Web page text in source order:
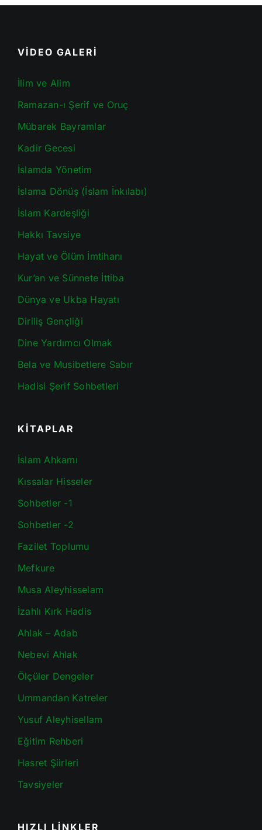
VİDEO GALERİ
İlim ve Alim
Ramazan-ı Şerif ve Oruç
Mübarek Bayramlar
Kadir Gecesi
İslamda Yönetim
İslama Dönüş (İslam İnkılabı)
İslam Kardeşliği
Hakkı Tavsiye
Hayat ve Ölüm İmtihanı
Kur’an ve Sünnete İttiba
Dünya ve Ukba Hayatı
Diriliş Gençliği
Dine Yardımcı Olmak
Bela ve Musibetlere Sabır
Hadisi Şerif Sohbetleri
KİTAPLAR
İslam Ahkamı
Kıssalar Hisseler
Sohbetler -1
Sohbetler -2
Fazilet Toplumu
Mefkure
Musa Aleyhisselam
İzahlı Kırk Hadis
Ahlak – Adab
Nebevi Ahlak
Ölçüler Dengeler
Ummandan Katreler
Yusuf Aleyhisellam
Eğitim Rehberi
Hasret Şiirleri
Tavsiyeler
HIZLI LİNKLER